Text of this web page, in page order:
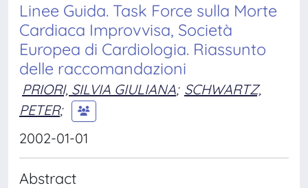
Linee Guida. Task Force sulla Morte
Cardiaca Improvvisa, Società
Europea di Cardiologia. Riassunto
delle raccomandazioni
PRIORI, SILVIA GIULIANA; SCHWARTZ,
PETER;
2002-01-01
Abstract